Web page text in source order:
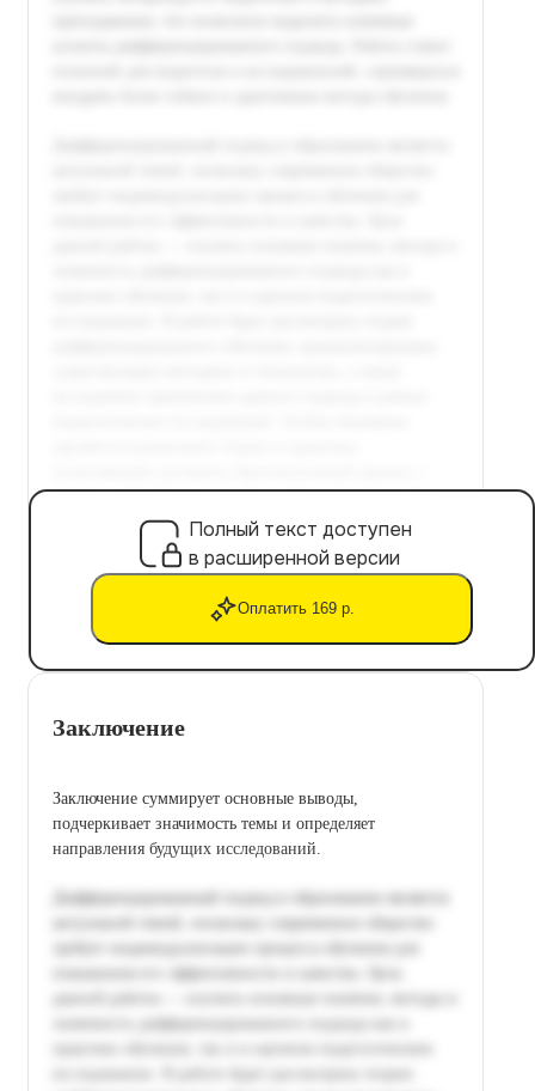
Полный текст доступен
в расширенной версии
Оплатить 169 р.
Заключение
Заключение суммирует основные выводы,
подчеркивает значимость темы и определяет
направления будущих исследований.